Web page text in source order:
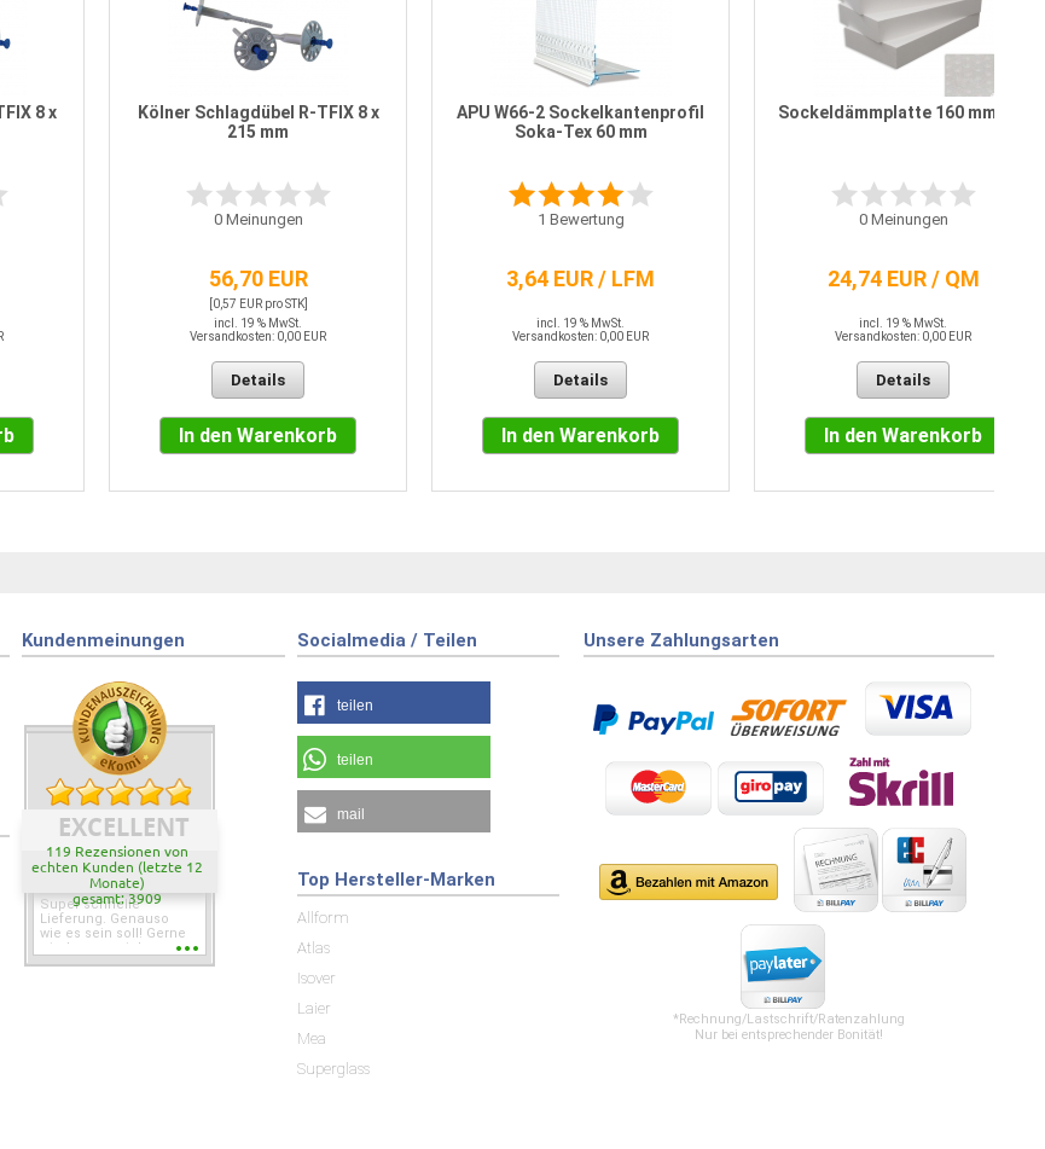
8 x
Kölner Schlagdübel R-TFIX 8 x
215 mm
0Meinungen
56,70 EUR
[0,57 EUR pro STK]
incl. 19 % MwSt.
Versandkosten: 0,00 EUR
Details
In den Warenkorb
APU W66-2 Sockelkantenprofil
Soka-Tex 60 mm
1 Bewertung
3,64 EUR / LFM
incl. 19 % MwSt.
Versandkosten: 0,00 EUR
Details
In den Warenkorb
Sockeldämmplatte 160 mm 035
0Meinungen
24,74 EUR / QM
incl. 19 % MwSt.
Versandkosten: 0,00 EUR
Details
In den Warenkorb
Kundenmeinungen
EXCELLENT
119 Rezensionen von
echten Kunden (letzte 12
Monate)
gesamt: 3909
Super schnelle
Lieferung. Genauso
wie es sein soll! Gerne
wieder wenn ich was
Socialmedia / Teilen
teilen
teilen
mail
Unsere Zahlungsarten
*Rechnung/Lastschrift/Ratenzahlung
Nur bei entsprechender Bonität!
Top Hersteller-Marken
Allform
Atlas
Isover
Laier
Mea
Superglass